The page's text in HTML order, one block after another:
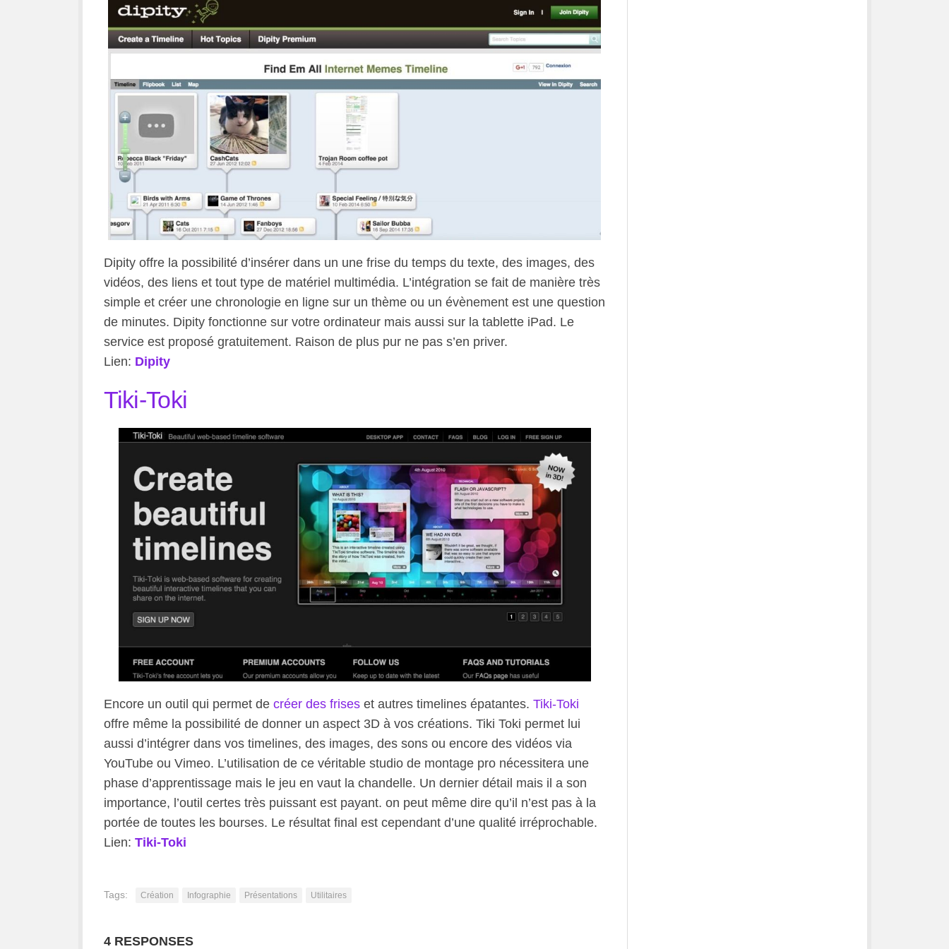
Dipity offre la possibilité d’insérer dans un une frise du temps du texte, des images, des
vidéos, des liens et tout type de matériel multimédia. L’intégration se fait de manière très
simple et créer une chronologie en ligne sur un thème ou un évènement est une question
de minutes. Dipity fonctionne sur votre ordinateur mais aussi sur la tablette iPad. Le
service est proposé gratuitement. Raison de plus pur ne pas s’en priver.
Lien: Dipity
Tiki-Toki
Encore un outil qui permet decréer des friseset autres timelines épatantes. Tiki-Toki
offre même la possibilité de donner un aspect 3D à vos créations. Tiki Toki permet lui
aussi d’intégrer dans vos timelines, des images, des sons ou encore des vidéos via
YouTube ou Vimeo. L’utilisation de ce véritable studio de montage pro nécessitera une
phase d’apprentissage mais le jeu en vaut la chandelle. Un dernier détail mais il a son
importance, l’outil certes très puissant est payant. on peut même dire qu’il n’est pas à la
portée de toutes les bourses. Le résultat final est cependant d’une qualité irréprochable.
Lien: Tiki-Toki
Tags: Création Infographie Présentations Utilitaires
4 RESPONSES